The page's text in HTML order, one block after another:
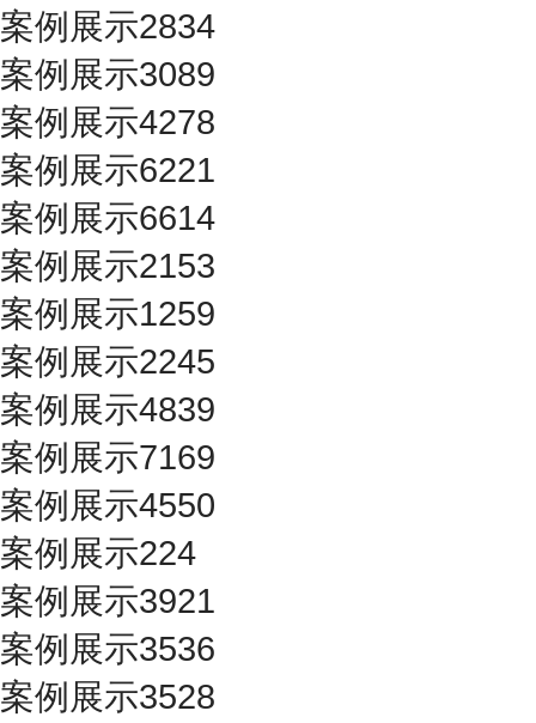
案例展示2834
案例展示3089
案例展示4278
案例展示6221
案例展示6614
案例展示2153
案例展示1259
案例展示2245
案例展示4839
案例展示7169
案例展示4550
案例展示224
案例展示3921
案例展示3536
案例展示3528